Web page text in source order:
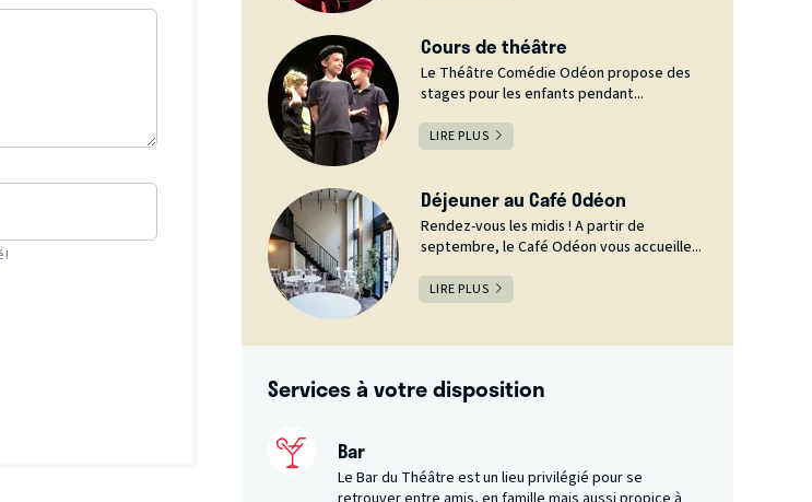
!
Cours de théâtre
Le Théâtre Comédie Odéon propose des
stages pour les enfants pendant...
LIRE PLUS
Déjeuner au Café Odéon
Rendez-vous les midis ! A partir de
septembre, le Café Odéon vous accueille...
LIRE PLUS
Services à votre disposition
Bar
Le Bar du Théâtre est un lieu privilégié pour se